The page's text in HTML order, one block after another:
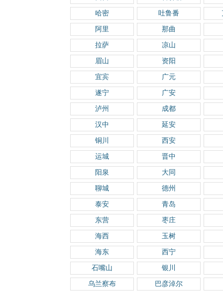
哈密 吐鲁番
阿里 那曲
拉萨 凉山
眉山 资阳
宜宾 广元
遂宁 广安
泸州 成都
汉中 延安
铜川 西安
运城 晋中
阳泉 大同
聊城 德州
泰安 青岛
东营 枣庄
海西 玉树
海东 西宁
石嘴山 银川
乌兰察布 巴彦淖尔